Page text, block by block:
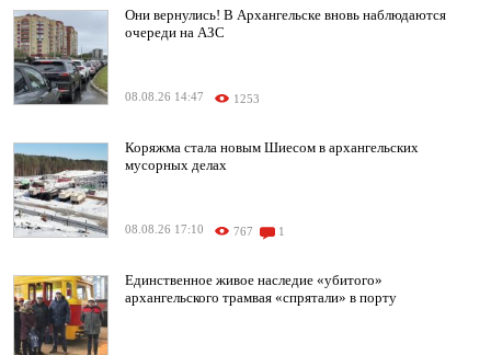
Они вернулись! В Архангельске вновь наблюдаются
очереди на АЗС
08.08.26 14:47 1253
Коряжма стала новым Шиесом в архангельских
мусорных делах
08.08.26 17:10 767 1
Единственное живое наследие «убитого»
архангельского трамвая «спрятали» в порту